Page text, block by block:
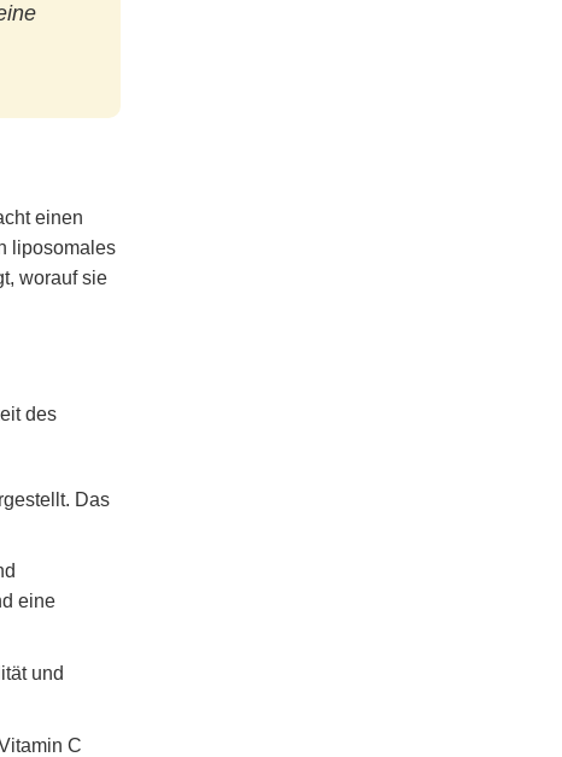
einen
liposomales
worauf sie
des
Das
eine
und
C